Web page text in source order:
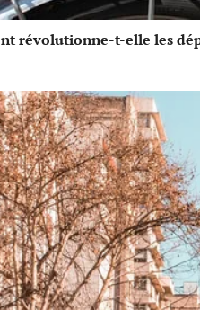
révolutionne-t-elle les